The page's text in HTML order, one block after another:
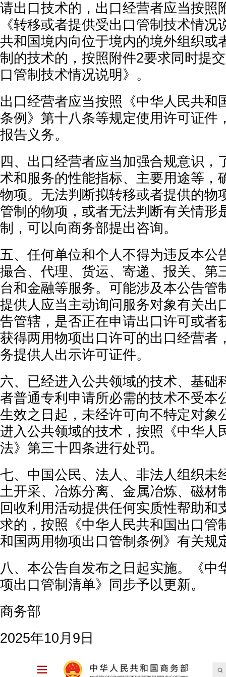
请出口技术的，出口经营者应当按照
《转移或者提供受出口管制技术情
共和国境内向位于境内的境外组织或
制的技术的，按照附件2要求同时提
口管制技术情况说明》。
出口经营者应当按照《中华人民共和
条例》第十八条等规定使用许可证件
报告义务。
四、出口经营者应当加强合规意识，
术和服务的性能指标、主要用途等，
物项。无法判断拟转移或者提供的物
管制的物项，或者无法判断有关情形
制，可以向商务部提出咨询。
五、任何单位和个人不得为违反本公
撮合、代理、货运、寄递、报关、第
台和金融等服务。可能涉及本公告管
提供人应当主动询问服务对象有关出
告管辖，是否正在申请出口许可或者
获得两用物项出口许可的出口经营者
务提供人出示许可证件。
六、已经进入公共领域的技术、基础
者普通专利申请所必需的技术不受本
生效之日起，未经许可向不特定对象
进入公共领域的技术，按照《中华人
法》第三十四条进行处罚。
七、中国公民、法人、非法人组织未
土开采、冶炼分离、金属冶炼、磁材
回收利用活动提供任何实质性帮助和
求的，按照《中华人民共和国出口管
和国两用物项出口管制条例》有关规
八、本公告自发布之日起实施。《中
项出口管制清单》同步予以更新。
商务部
2025年10月9日